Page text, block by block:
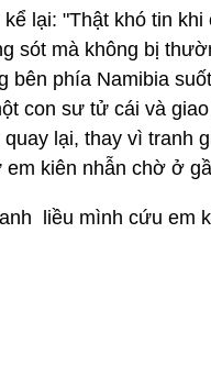
lại: "Thật khó tin khi
sót mà không bị
bên phía Namibia
con sư tử cái và
lại, thay vì tranh
kiên nhẫn chờ ở
liều mình cứu em